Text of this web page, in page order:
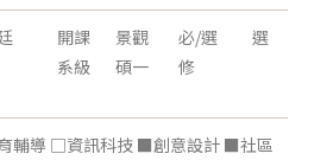
開課
系級
景觀
碩一
必/選
修
選
輔導 □資訊科技 ■創意設計 ■社區